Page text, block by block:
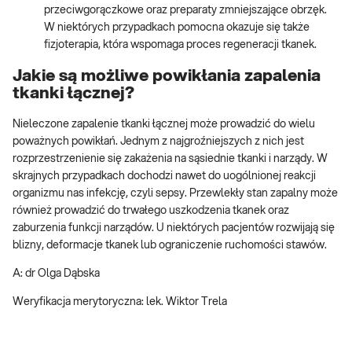
przeciwgorączkowe oraz preparaty zmniejszające obrzęk.
W niektórych przypadkach pomocna okazuje się także
fizjoterapia, która wspomaga proces regeneracji tkanek.
Jakie są możliwe powikłania zapalenia
tkanki łącznej?
Nieleczone zapalenie tkanki łącznej może prowadzić do wielu
poważnych powikłań. Jednym z najgroźniejszych z nich jest
rozprzestrzenienie się zakażenia na sąsiednie tkanki i narządy. W
skrajnych przypadkach dochodzi nawet do uogólnionej reakcji
organizmu nas infekcję, czyli sepsy. Przewlekły stan zapalny może
również prowadzić do trwałego uszkodzenia tkanek oraz
zaburzenia funkcji narządów. U niektórych pacjentów rozwijają się
blizny, deformacje tkanek lub ograniczenie ruchomości stawów.
A: dr Olga Dąbska
Weryfikacja merytoryczna: lek. Wiktor Trela